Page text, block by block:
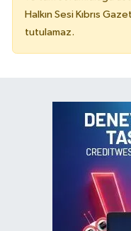
Halkın Sesi Kıbrıs
tutulamaz.